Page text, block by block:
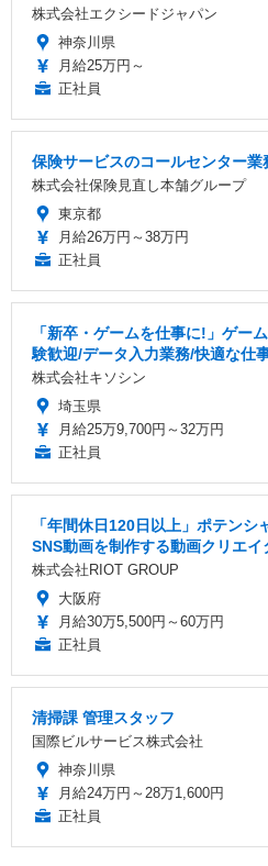
株式会社エクシードジャパン
神奈川県
月給25万円～
正社員
保険サービスのコールセンター業
株式会社保険見直し本舗グループ
東京都
月給26万円～38万円
正社員
「新卒・ゲームを仕事に!」ゲー
験歓迎/データ入力業務/快適な仕
株式会社キソシン
埼玉県
月給25万9,700円～32万円
正社員
「年間休日120日以上」ポテン
SNS動画を制作する動画クリエイ
株式会社RIOT GROUP
大阪府
月給30万5,500円～60万円
正社員
清掃課 管理スタッフ
国際ビルサービス株式会社
神奈川県
月給24万円～28万1,600円
正社員